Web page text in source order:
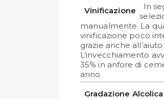
Vinificazione
In
manualmente. La
vinificazione poco
grazie anche
L’invecchiamento
35% in anfore di
anno.
Gradazione Alcolica